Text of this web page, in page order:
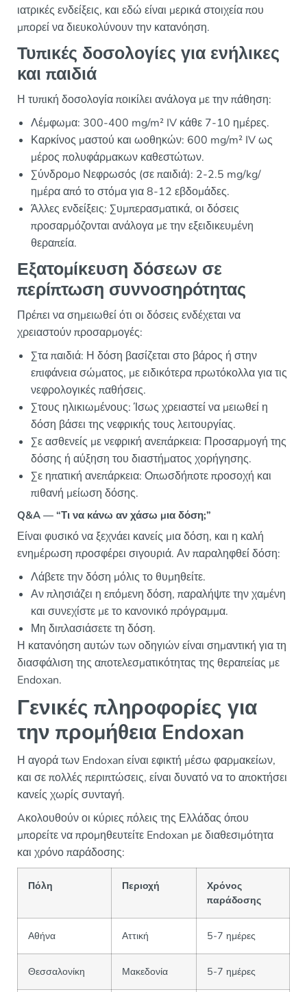
ιατρικές ενδείξεις, και εδώ είναι μερικά στοιχεία που
μπορεί να διευκολύνουν την κατανόηση.
Τυπικές δοσολογίες για ενήλικες
και παιδιά
Η τυπική δοσολογία ποικίλει ανάλογα με την πάθηση:
Λέμφωμα: 300-400 mg/m² IV κάθε 7-10 ημέρες.
Καρκίνος μαστού και ωοθηκών: 600 mg/m² IV ως
μέρος πολυφάρμακων καθεστώτων.
Σύνδρομο Νεφρωσός (σε παιδιά): 2-2.5 mg/kg/
ημέρα από το στόμα για 8-12 εβδομάδες.
Άλλες ενδείξεις: Συμπερασματικά, οι δόσεις
προσαρμόζονται ανάλογα με την εξειδικευμένη
θεραπεία.
Εξατομίκευση δόσεων σε
περίπτωση συννοσηρότητας
Πρέπει να σημειωθεί ότι οι δόσεις ενδέχεται να
χρειαστούν προσαρμογές:
Στα παιδιά: Η δόση βασίζεται στο βάρος ή στην
επιφάνεια σώματος, με ειδικότερα πρωτόκολλα για τις
νεφρολογικές παθήσεις.
Στους ηλικιωμένους: Ίσως χρειαστεί να μειωθεί η
δόση βάσει της νεφρικής τους λειτουργίας.
Σε ασθενείς με νεφρική ανεπάρκεια: Προσαρμογή της
δόσης ή αύξηση του διαστήματος χορήγησης.
Σε ηπατική ανεπάρκεια: Οπωσδήποτε προσοχή και
πιθανή μείωση δόσης.
Q&A — “Τι να κάνω αν χάσω μια δόση;”
Είναι φυσικό να ξεχνάει κανείς μια δόση, και η καλή
ενημέρωση προσφέρει σιγουριά. Αν παραληφθεί δόση:
Λάβετε την δόση μόλις το θυμηθείτε.
Αν πλησιάζει η επόμενη δόση, παραλήψτε την χαμένη
και συνεχίστε με το κανονικό πρόγραμμα.
Μη διπλασιάσετε τη δόση.
Η κατανόηση αυτών των οδηγιών είναι σημαντική για τη
διασφάλιση της αποτελεσματικότητας της θεραπείας με
Endoxan.
Γενικές πληροφορίες για
την προμήθεια Endoxan
Η αγορά των Endoxan είναι εφικτή μέσω φαρμακείων,
και σε πολλές περιπτώσεις, είναι δυνατό να το αποκτήσει
κανείς χωρίς συνταγή.
Aκολουθούν οι κύριες πόλεις της Ελλάδας όπου
μπορείτε να προμηθευτείτε Endoxan με διαθεσιμότητα
και χρόνο παράδοσης:
Πόλη Περιοχή
Χρόνος
παράδοσης
Αθήνα Αττική 5-7 ημέρες
Θεσσαλονίκη Μακεδονία 5-7 ημέρες